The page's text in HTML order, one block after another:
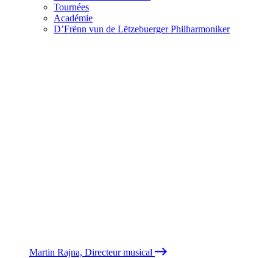
Tournées
Académie
D’Frënn vun de Lëtzebuerger Philharmoniker
Martin Rajna, Directeur musical